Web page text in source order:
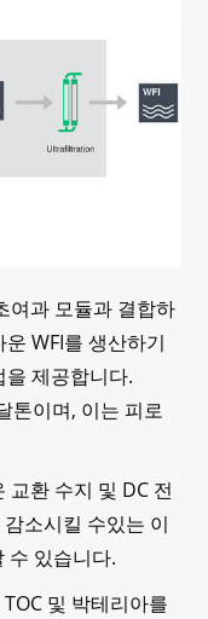
여과 모듈과 결합하
WFI를 생산하기
제공합니다.
톤이며, 이는 피로
교환 수지 및 DC 전
소시킬 수있는 이
수 있습니다.
및 박테리아를